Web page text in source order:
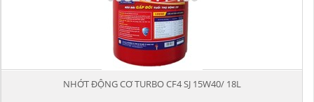
NHỚT ĐỘNG CƠ TURBO CF4 SJ 15W40/ 18L